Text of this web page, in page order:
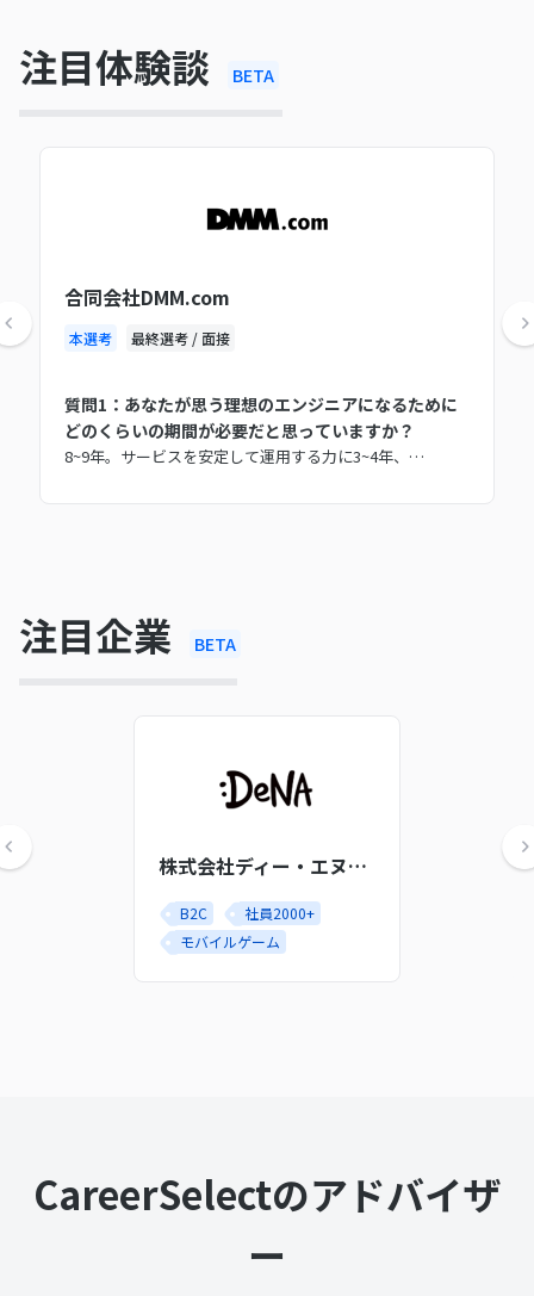
注目体験談 BETA
合同会社DMM.com
本選考 最終選考 / 面接
質問1：あなたが思う理想のエンジニアになるために
どのくらいの期間が必要だと思っていますか？
8~9年。サービスを安定して運用する力に3~4年、…
注目企業 BETA
株式会社ディー・エヌ・エー
B2C
社員2000+
モバイルゲーム
CareerSelectのアドバイザ
ー